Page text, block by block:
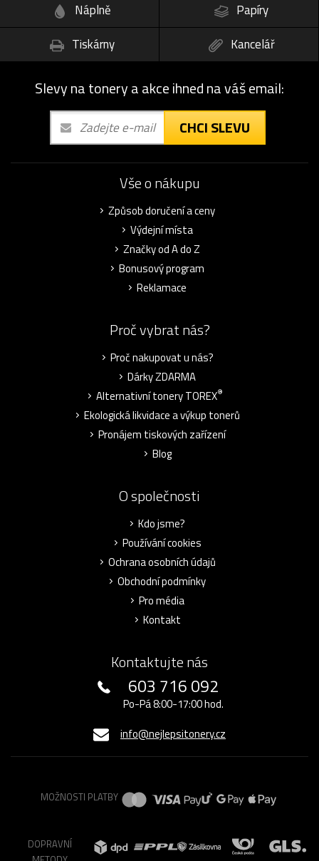
Náplně
Papíry
Tiskárny
Kancelář
Slevy na tonery a akce ihned na váš email:
CHCI SLEVU
Vše o nákupu
Způsob doručení a ceny
Výdejní místa
Značky od A do Z
Bonusový program
Reklamace
Proč vybrat nás?
Proč nakupovat u nás?
Dárky ZDARMA
Alternativní tonery TOREX®
Ekologická likvidace a výkup tonerů
Pronájem tiskových zařízení
Blog
O společnosti
Kdo jsme?
Používání cookies
Ochrana osobních údajů
Obchodní podmínky
Pro média
Kontakt
Kontaktujte nás
603 716 092
Po-Pá 8:00-17:00 hod.
info@nejlepsitonery.cz
MOŽNOSTI PLATBY
DOPRAVNÍ